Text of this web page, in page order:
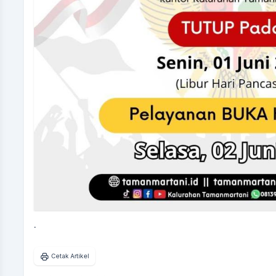
.
Cetak Artikel